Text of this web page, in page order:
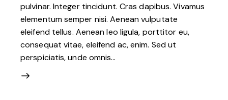
pulvinar. Integer tincidunt. Cras dapibus. Vivamus
elementum semper nisi. Aenean vulputate
eleifend tellus. Aenean leo ligula, porttitor eu,
consequat vitae, eleifend ac, enim. Sed ut
perspiciatis, unde omnis…